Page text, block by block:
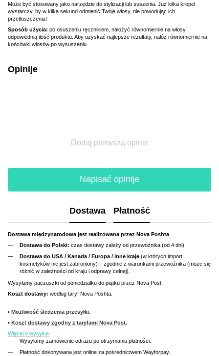
Może być stosowany jako narzędzie do stylizacji lub suszenia. Już kilka kropel
wystarczy, by w kilka sekund odmienić Twoje włosy, nie powodując ich
przetłuszczenia!
Sposób użycia: po osuszeniu ręcznikiem, nałożyć równomiernie na włosy
odpowiednią ilość produktu. Aby uzyskać najlepsze rezultaty, nałóż równomiernie na
końcówki włosów po wysuszeniu.
Opinije
Dodaj pierwszą opinie
Napisać opinije
Dostawa Płatność
Dostawa międzynarodowa jest realizowana przez Nova Poshta
Dostawa do Polski: czas dostawy zależy od przewoźnika (od 4 dni).
Dostawa do USA / Kanada / Europa / inne kraje (w których import
kosmetyków nie jest zabroniony) – zgodnie z warunkami przewoźnika (może się
różnić w zależności od kraju i odprawy celnej).
Wysyłamy paczuszki od poniedziałku do piątku przez Nova Post.
Koszt dostawy: według taryf Nova Poshta.
• Możliwość śledzenia przesyłki.
• Koszt dostawy zgodny z taryfami Nova Post.
Więcej o wysyłce
Wysyłamy zamówienie odrazu po otrzymaniu płatności.
Płatność dokonywana jest online za pośrednictwem Wayforpay.